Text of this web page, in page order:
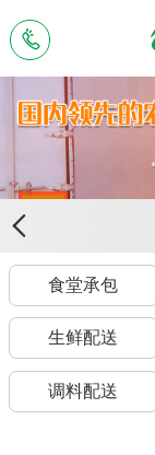
食堂承包
生鲜配送
调料配送